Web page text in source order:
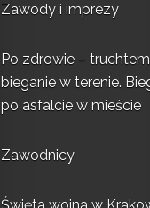
Zawody i imprezy
Po zdrowie –
bieganie w terenie.
po asfalcie w mieście
Zawodnicy